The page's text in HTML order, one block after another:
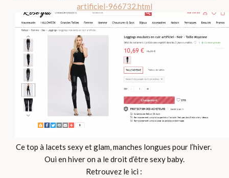
artificiel-966732.html
Ce top à lacets sexy et glam, manches longues pour l’hiver.
Oui en hiver on a le droit d’être sexy baby.
Retrouvez le ici :